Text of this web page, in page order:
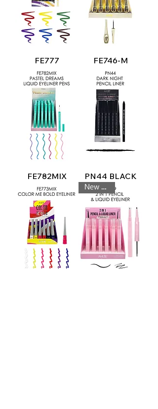
FE777 FE746-M
FE782MIX PN44 BLACK
New Look